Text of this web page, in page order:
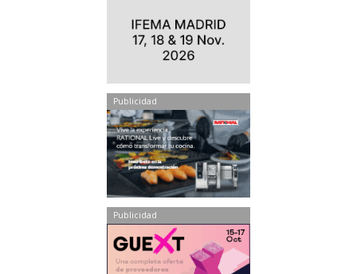
Publicidad
Publicidad